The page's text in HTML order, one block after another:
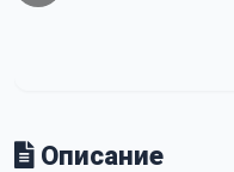
Описание